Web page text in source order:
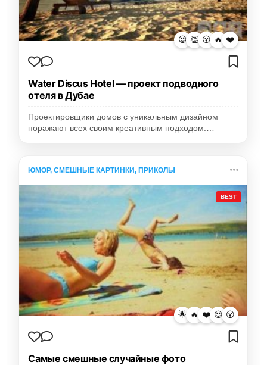
😍 👏 😮 🔥 ❤️
Water Discus Hotel — проект подводного
отеля в Дубае
Проектировщики домов с уникальным дизайном
поражают всех своим креативным подходом.…
ЮМОР, СМЕШНЫЕ КАРТИНКИ, ПРИКОЛЫ
BEST
🌟 🔥 ❤️ 😍 😮
Самые смешные случайные фото